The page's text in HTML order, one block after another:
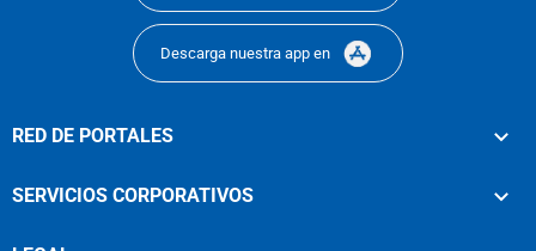
Descarga nuestra app en
RED DE PORTALES
SERVICIOS CORPORATIVOS